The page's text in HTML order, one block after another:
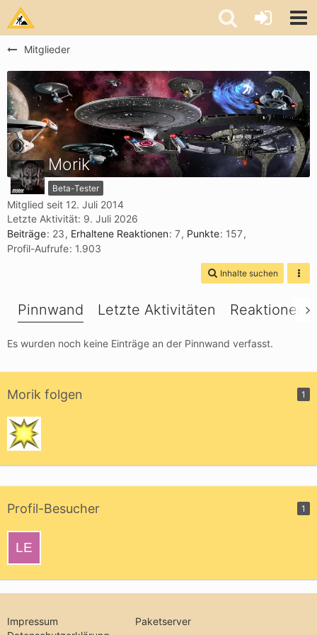
Mitglieder
Morik
Beta-Tester
Mitglied seit 12. Juli 2014
Letzte Aktivität: 9. Juli 2026
Beiträge 23 Erhaltene Reaktionen 7 Punkte 157
Profil-Aufrufe 1.903
Inhalte suchen
Pinnwand Letzte Aktivitäten Reaktionen
Es wurden noch keine Einträge an der Pinnwand verfasst.
Morik folgen 1
Profil-Besucher 1
Impressum
Paketserver